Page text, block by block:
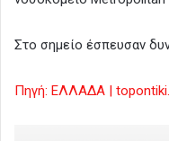
Στο σημείο έσπευσαν
Πηγή: ΕΛΛΑΔΑ |